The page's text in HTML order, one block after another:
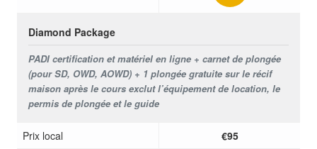
Diamond Package
PADI certification et matériel en ligne + carnet de plongée
(pour SD, OWD, AOWD) + 1 plongée gratuite sur le récif
maison après le cours exclut l’équipement de location, le
permis de plongée et le guide
Prix ​​local
€95